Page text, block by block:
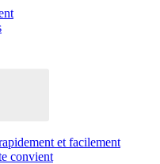
et facilement
convient